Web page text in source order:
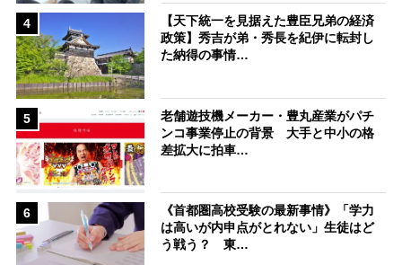
4
【天下統一を見据えた豊臣兄弟の経済
政策】秀吉が弟・秀長を紀伊に転封し
た納得の事情…
5
老舗遊技機メーカー・豊丸産業がパチ
ンコ事業停止の背景 大手と中小の格
差拡大に拍車…
6
《首都圏高校受験の最新事情》「学力
は高いが内申点がとれない」生徒はど
う戦う？ 東…